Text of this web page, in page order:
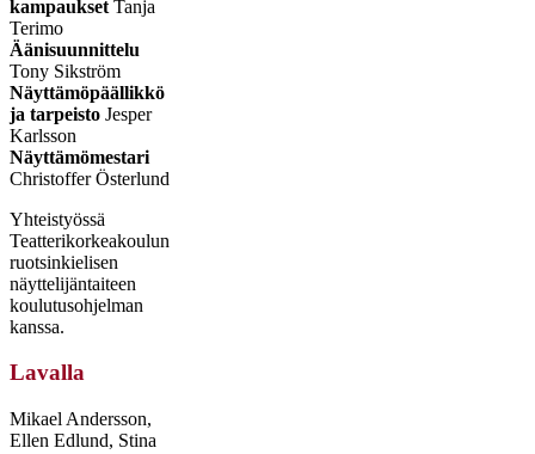
kampaukset Tanja
Terimo
Äänisuunnittelu
Tony Sikström
Näyttämöpäällikkö
ja tarpeisto Jesper
Karlsson
Näyttämömestari
Christoffer Österlund
Yhteistyössä
Teatterikorkeakoulun
ruotsinkielisen
näyttelijäntaiteen
koulutusohjelman
kanssa.
Lavalla
Mikael Andersson,
Ellen Edlund, Stina